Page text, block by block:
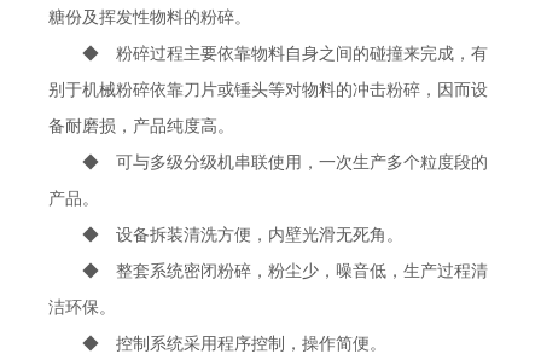
糖份及挥发性物料的粉碎。
◆ 粉碎过程主要依靠物料自身之间的碰撞来完成，有
别于机械粉碎依靠刀片或锤头等对物料的冲击粉碎，因而设
备耐磨损，产品纯度高。
◆ 可与多级分级机串联使用，一次生产多个粒度段的
产品。
◆ 设备拆装清洗方便，内壁光滑无死角。
◆ 整套系统密闭粉碎，粉尘少，噪音低，生产过程清
洁环保。
◆ 控制系统采用程序控制，操作简便。